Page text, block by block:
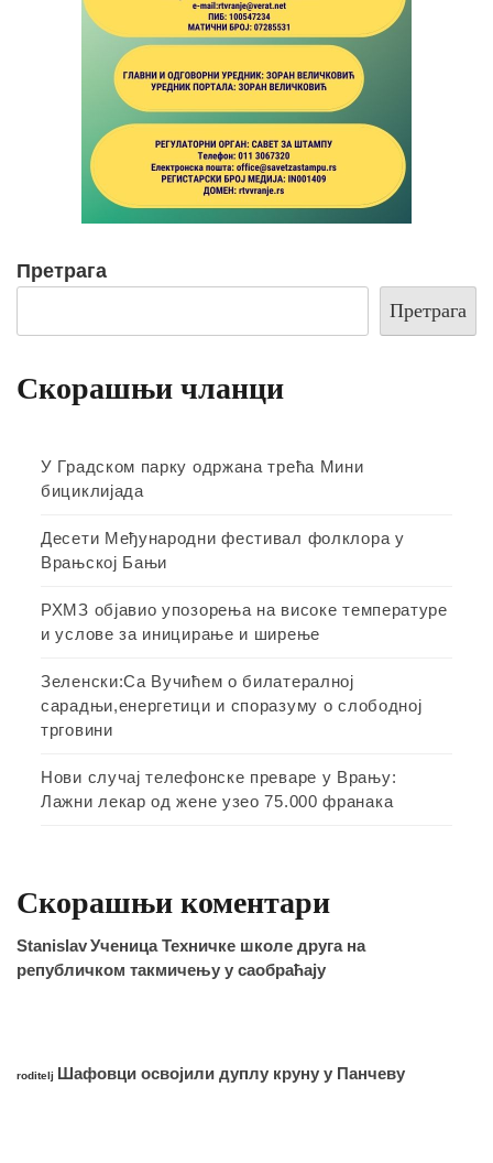
Претрага
Претрага
Скорашњи чланци
У Градском парку одржана трећа Мини
бициклијада
Десети Међународни фестивал фолклора у
Врањској Бањи
РХМЗ објавио упозорења на високе температуре
и услове за иницирање и ширење
Зеленски:Са Вучићем о билатералној
сарадњи,енергетици и споразуму о слободној
трговини
Нови случај телефонске преваре у Врању:
Лажни лекар од жене узео 75.000 франака
Скорашњи коментари
StanislavУченица Техничке школе друга на
републичком такмичењу у саобраћају
roditelj Шафовци освојили дуплу круну у Панчеву